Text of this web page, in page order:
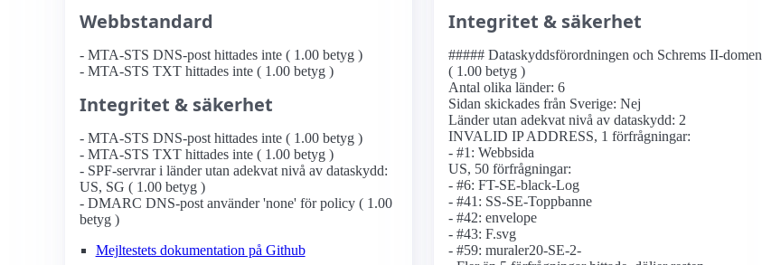
Webbstandard
- MTA-STS DNS-post hittades inte ( 1.00 betyg )
- MTA-STS TXT hittades inte ( 1.00 betyg )
Integritet & säkerhet
- MTA-STS DNS-post hittades inte ( 1.00 betyg )
- MTA-STS TXT hittades inte ( 1.00 betyg )
- SPF-servrar i länder utan adekvat nivå av dataskydd:
US, SG ( 1.00 betyg )
- DMARC DNS-post använder 'none' för policy ( 1.00
betyg )
Mejltestets dokumentation på Github
Integritet & säkerhet
##### Dataskyddsförordningen och Schrems II-domen
( 1.00 betyg )
Antal olika länder: 6
Sidan skickades från Sverige: Nej
Länder utan adekvat nivå av dataskydd: 2
INVALID IP ADDRESS, 1 förfrågningar:
- #1: Webbsida
US, 50 förfrågningar:
- #6: FT-SE-black-Log
- #41: SS-SE-Toppbanne
- #42: envelope
- #43: F.svg
- #59: muraler20-SE-2-